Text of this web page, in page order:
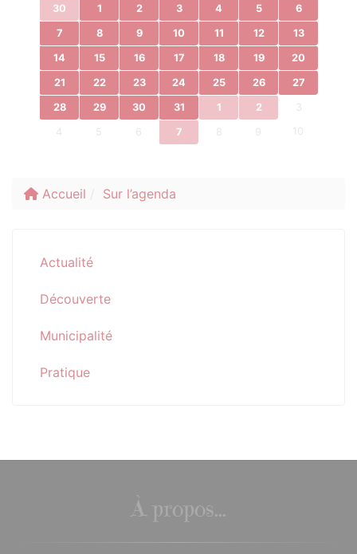
30 1 2 3 4 5 6
7 8 9 10 11 12 13
14 15 16 17 18 19 20
21 22 23 24 25 26 27
28 29 30 31 1 2 3
4 5 6 7 8 9 10
Accueil Sur l’agenda
Actualité
Découverte
Municipalité
Pratique
À propos...